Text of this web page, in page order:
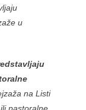
u
na Listi
pastoralne